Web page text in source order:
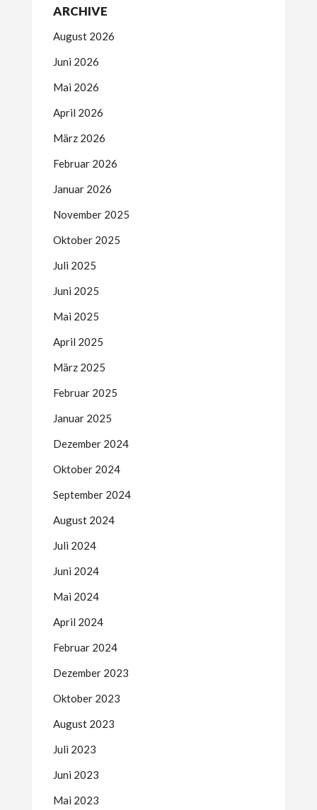
ARCHIVE
August 2026
Juni 2026
Mai 2026
April 2026
März 2026
Februar 2026
Januar 2026
November 2025
Oktober 2025
Juli 2025
Juni 2025
Mai 2025
April 2025
März 2025
Februar 2025
Januar 2025
Dezember 2024
Oktober 2024
September 2024
August 2024
Juli 2024
Juni 2024
Mai 2024
April 2024
Februar 2024
Dezember 2023
Oktober 2023
August 2023
Juli 2023
Juni 2023
Mai 2023